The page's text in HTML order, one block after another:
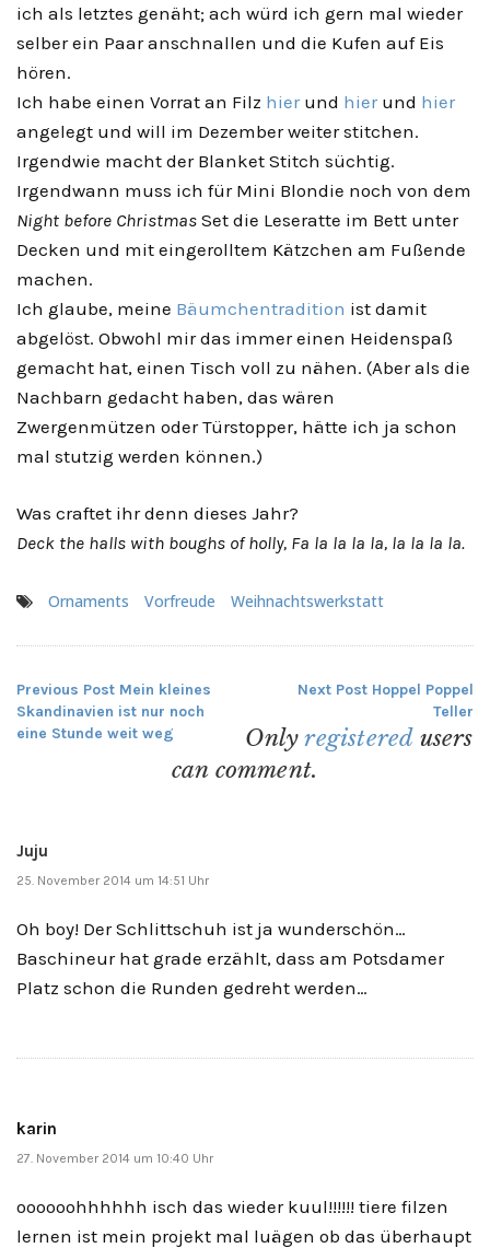
ich als letztes genäht; ach würd ich gern mal wieder
selber ein Paar anschnallen und die Kufen auf Eis
hören.
Ich habe einen Vorrat an Filz hierund hierund hier
angelegt und will im Dezember weiter stitchen.
Irgendwie macht der Blanket Stitch süchtig.
Irgendwann muss ich für Mini Blondie noch von dem
Night before Christmas Set die Leseratte im Bett unter
Decken und mit eingerolltem Kätzchen am Fußende
machen.
Ich glaube, meine Bäumchentradition ist damit
abgelöst. Obwohl mir das immer einen Heidenspaß
gemacht hat, einen Tisch voll zu nähen. (Aber als die
Nachbarn gedacht haben, das wären
Zwergenmützen oder Türstopper, hätte ich ja schon
mal stutzig werden können.)
Was craftet ihr denn dieses Jahr?
Deck the halls with boughs of holly, Fa la la la la, la la la la.
Ornaments Vorfreude Weihnachtswerkstatt
Beitragsnavigation
Previous Post Mein kleines
Skandinavien ist nur noch
eine Stunde weit weg
Next Post Hoppel Poppel
Teller
Onlyregistered users
can comment.
Juju
25. November 2014 um 14:51 Uhr
Oh boy! Der Schlittschuh ist ja wunderschön…
Baschineur hat grade erzählt, dass am Potsdamer
Platz schon die Runden gedreht werden…
karin
27. November 2014 um 10:40 Uhr
oooooohhhhhh isch das wieder kuul!!!!!! tiere filzen
lernen ist mein projekt mal luägen ob das überhaupt